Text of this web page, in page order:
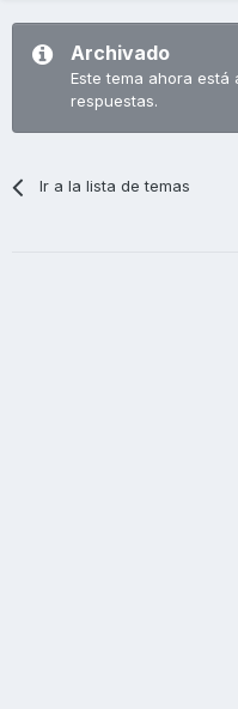
Archivado
Este tema ahora
respuestas.
Ir a la lista de temas